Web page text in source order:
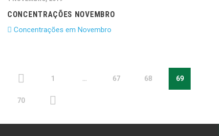
CONCENTRAÇÕES NOVEMBRO
Concentrações em Novembro
1 … 67 68 69
70